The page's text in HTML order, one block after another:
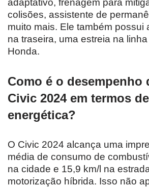
adaptativo, frenagem para
colisões, assistente de
muito mais. Ele também possui
na traseira, uma estreia na
Honda.
Como é o desempenho
Civic 2024 em termos
energética?
O Civic 2024 alcança uma
média de consumo de
na cidade e 15,9 km/l na
motorização híbrida. Isso não